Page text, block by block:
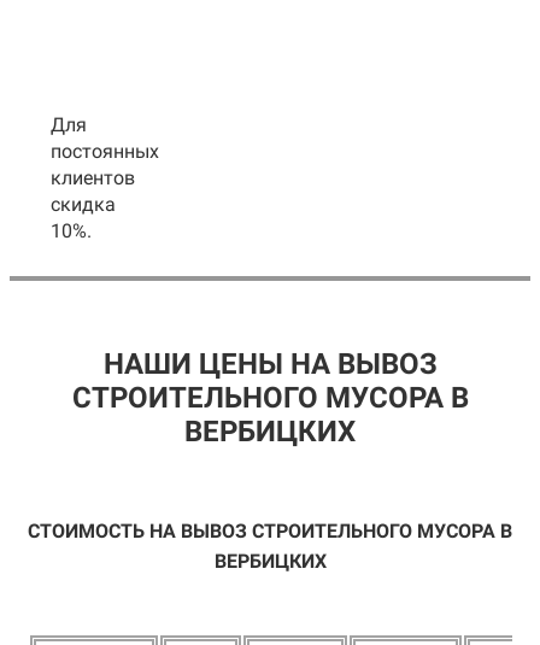
Для
постоянных
клиентов
скидка
10%.
НАШИ ЦЕНЫ НА ВЫВОЗ
СТРОИТЕЛЬНОГО МУСОРА В
ВЕРБИЦКИХ
СТОИМОСТЬ НА ВЫВОЗ СТРОИТЕЛЬНОГО МУСОРА В
ВЕРБИЦКИХ